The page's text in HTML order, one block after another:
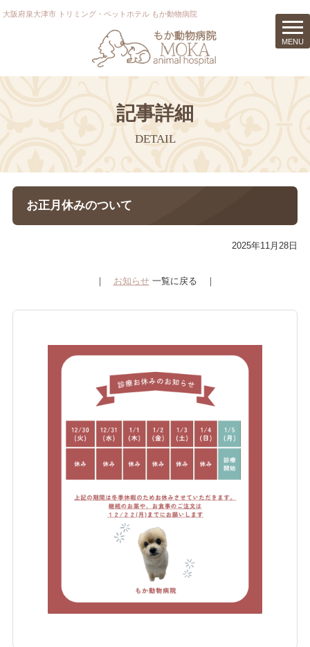
大阪府泉大津市 トリミング・ペットホテル もか動物病院
t
o
g
e
v
i
a
n
MENU
記事詳細
DETAIL
お正月休みのついて
2025年11月28日
お知らせ一覧に戻る ｜